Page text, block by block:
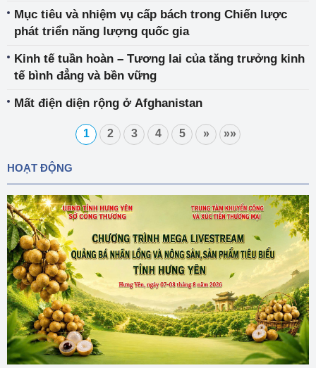
Mục tiêu và nhiệm vụ cấp bách trong Chiến lược
phát triển năng lượng quốc gia
Kinh tế tuần hoàn – Tương lai của tăng trưởng kinh
tế bình đẳng và bền vững
Mất điện diện rộng ở Afghanistan
1 2 3 4 5 » »»
HOẠT ĐỘNG